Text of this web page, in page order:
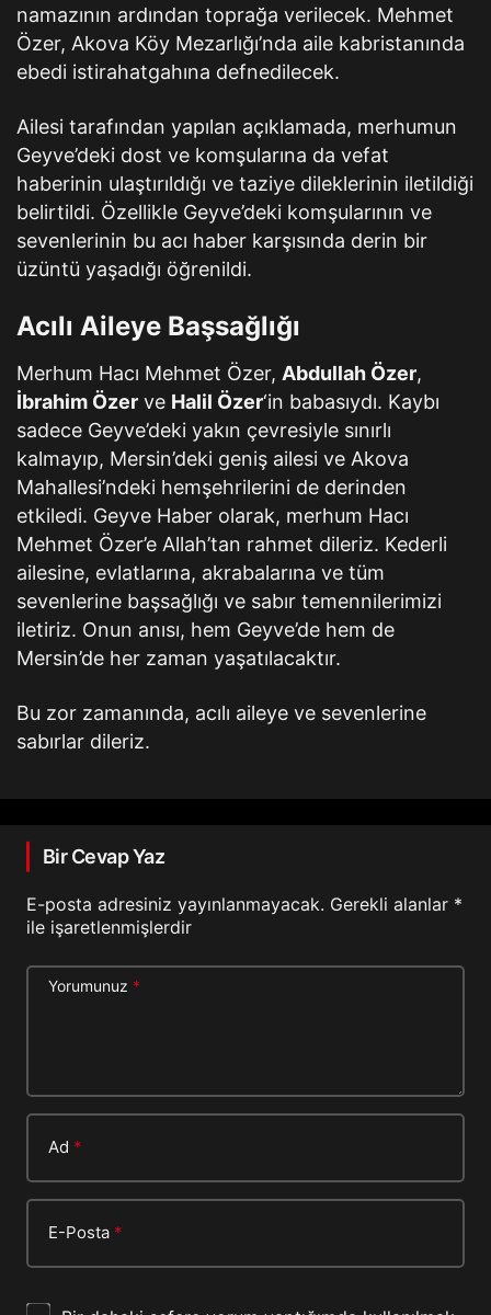
namazının ardından toprağa verilecek. Mehmet
Özer, Akova Köy Mezarlığı’nda aile kabristanında
ebedi istirahatgahına defnedilecek.
Ailesi tarafından yapılan açıklamada, merhumun
Geyve’deki dost ve komşularına da vefat
haberinin ulaştırıldığı ve taziye dileklerinin iletildiği
belirtildi. Özellikle Geyve’deki komşularının ve
sevenlerinin bu acı haber karşısında derin bir
üzüntü yaşadığı öğrenildi.
Acılı Aileye Başsağlığı
Merhum Hacı Mehmet Özer, Abdullah Özer,
İbrahim Özer ve Halil Özer‘in babasıydı. Kaybı
sadece Geyve’deki yakın çevresiyle sınırlı
kalmayıp, Mersin’deki geniş ailesi ve Akova
Mahallesi’ndeki hemşehrilerini de derinden
etkiledi. Geyve Haber olarak, merhum Hacı
Mehmet Özer’e Allah’tan rahmet dileriz. Kederli
ailesine, evlatlarına, akrabalarına ve tüm
sevenlerine başsağlığı ve sabır temennilerimizi
iletiriz. Onun anısı, hem Geyve’de hem de
Mersin’de her zaman yaşatılacaktır.
Bu zor zamanında, acılı aileye ve sevenlerine
sabırlar dileriz.
Bir Cevap Yaz
E-posta adresiniz yayınlanmayacak. Gerekli alanlar *
ile işaretlenmişlerdir
Yorumunuz *
Ad *
E-Posta *